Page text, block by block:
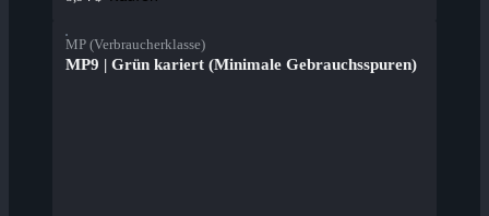
MP (Verbraucherklasse)
MP9 | Grün kariert (Minimale Gebrauchsspuren)